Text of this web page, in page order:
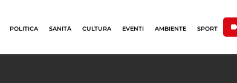
POLITICA SANITÀ CULTURA EVENTI AMBIENTE SPORT